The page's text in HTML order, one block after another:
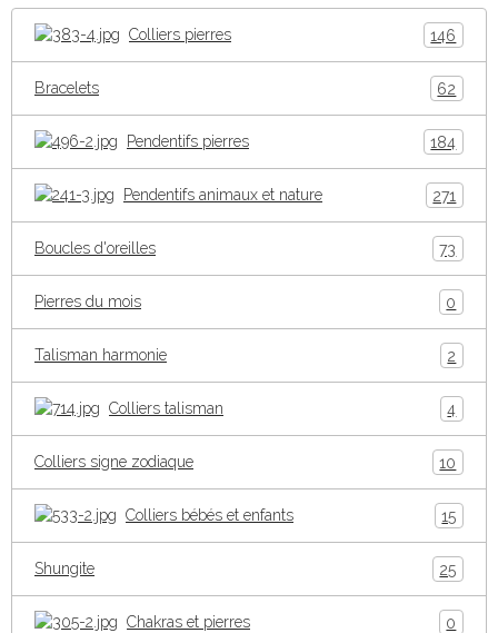
Colliers pierres 146
Bracelets 62
Pendentifs pierres 184
Pendentifs animaux et nature 271
Boucles d'oreilles 73
Pierres du mois 0
Talisman harmonie 2
Colliers talisman 4
Colliers signe zodiaque 10
Colliers bébés et enfants 15
Shungite 25
Chakras et pierres 0